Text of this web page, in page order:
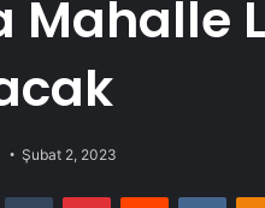
Mahalle
Şubat 2, 2023
Tumblr PinterestReddit